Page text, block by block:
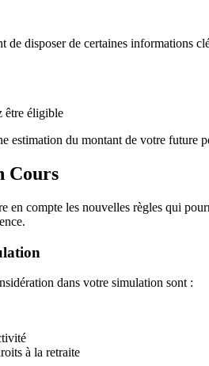
disposer de certaines informations
être éligible
estimation du montant de votre future
Cours
en compte les nouvelles règles qui
dans votre simulation sont :
à la retraite